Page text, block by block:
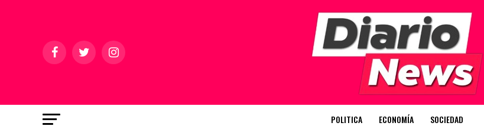
POLITICA ECONOMÍA SOCIEDAD